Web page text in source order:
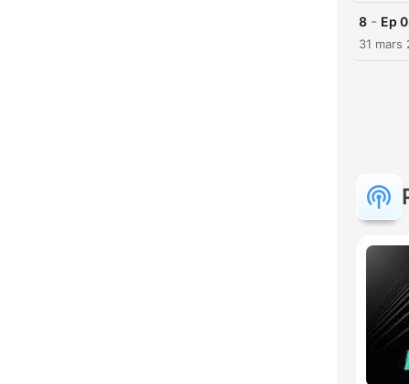
8 - Ep
31 mars